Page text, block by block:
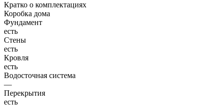
Кратко о комплектациях
Коробка дома
Фундамент
есть
Стены
есть
Кровля
есть
Водосточная система
—
Перекрытия
есть